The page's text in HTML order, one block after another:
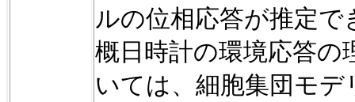
ルの位相応答が推定
概日時計の環境応答の
いては、細胞集団モ